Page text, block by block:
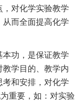
对化学实验教学
而全面提高化学
功，是保证教学
学目的、教学内
和安排，对化学
重要，如：对实验